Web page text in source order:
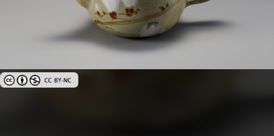
創用CC姓名標示-非商業性 3.0 台灣及其後版本(CC BY-NC 3.0 TW +)